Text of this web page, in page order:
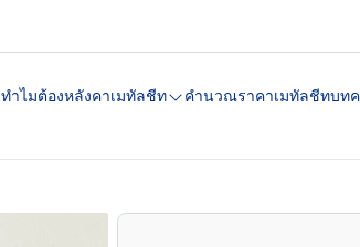
ทำไมต้องหลังคาเมทัลชีท คํานวณราคาเมทัลชีทบท